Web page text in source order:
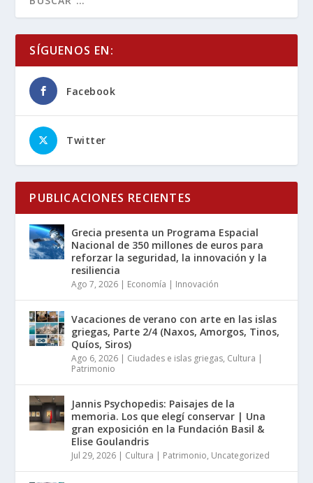
SÍGUENOS EN:
Facebook
Twitter
PUBLICACIONES RECIENTES
Grecia presenta un Programa Espacial
Nacional de 350 millones de euros para
reforzar la seguridad, la innovación y la
resiliencia
Ago 7, 2026 | Economía | Innovación
Vacaciones de verano con arte en las islas
griegas, Parte 2/4 (Naxos, Amorgos, Tinos,
Quíos, Siros)
Ago 6, 2026 | Ciudades e islas griegas, Cultura |
Patrimonio
Jannis Psychopedis: Paisajes de la
memoria. Los que elegí conservar | Una
gran exposición en la Fundación Basil &
Elise Goulandris
Jul 29, 2026 | Cultura | Patrimonio, Uncategorized